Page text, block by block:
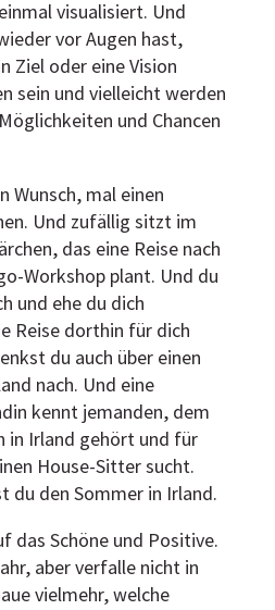
visualisiert. Und
vor Augen hast,
Ziel oder eine Vision
sein und vielleicht werden
und Chancen
Wunsch, mal einen
Und zufällig sitzt im
das eine Reise nach
Workshop plant. Und du
und ehe du dich
Reise dorthin für dich
du auch über einen
nach. Und eine
kennt jemanden, dem
in Irland gehört und für
House-Sitter sucht.
du den Sommer in Irland.
das Schöne und Positive.
aber verfalle nicht in
vielmehr, welche